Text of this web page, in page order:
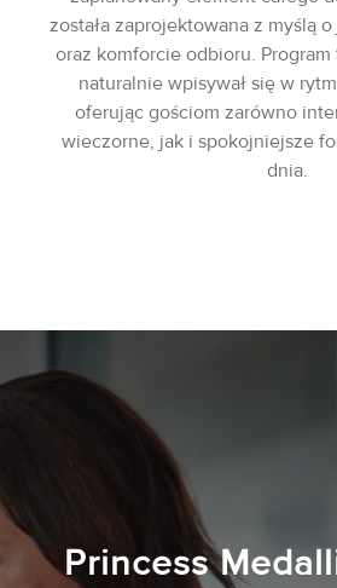
została zaprojektowana z myślą
oraz komforcie odbioru.
naturalnie wpisywał się w
oferując gościom zarówno
wieczorne, jak i spokojniejsze
dnia.
Princess